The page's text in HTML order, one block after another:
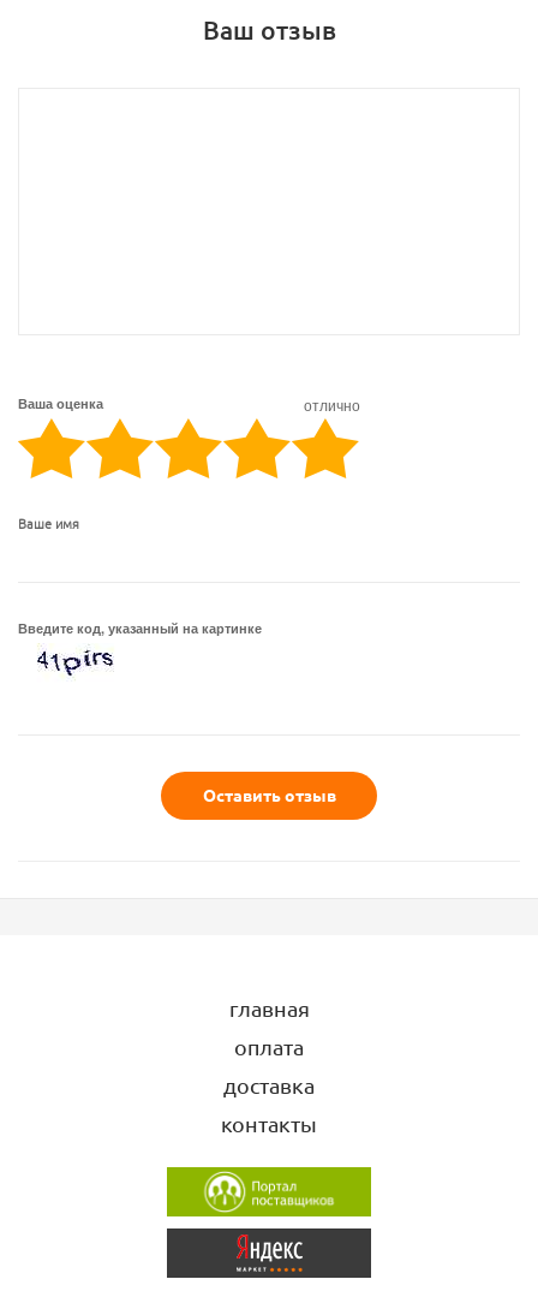
Ваш отзыв
Ваша оценка отлично
Ваше имя
Введите код, указанный на картинке
Оставить отзыв
главная
оплата
доставка
контакты